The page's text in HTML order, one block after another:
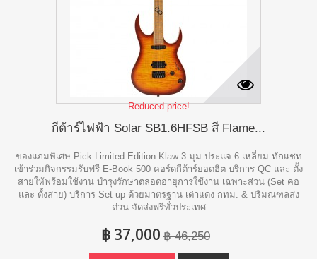
Reduced price!
กีต้าร์ไฟฟ้า Solar SB1.6HFSB สี Flame...
ของแถมพิเศษ Pick Limited Edition Klaw 3 มุม ประแจ 6 เหลี่ยม ทักแชท
เข้าร่วมกิจกรรมรับฟรี E-Book 500 คอร์ดกีต้าร์ยอดฮิต บริการ QC และ ตั้ง
สายให้พร้อมใช้งาน บำรุงรักษาตลอดอายุการใช้งาน เฉพาะส่วน (Set คอ
และ ตั้งสาย) บริการ Set up ด้วยมาตรฐาน เต่าแดง กทม. & ปริมณฑลส่ง
ด่วน จัดส่งฟรีทั่วประเทศ
฿ 37,000 ฿ 46,250